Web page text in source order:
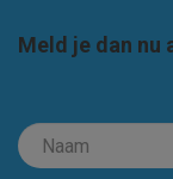
Meld je dan nu